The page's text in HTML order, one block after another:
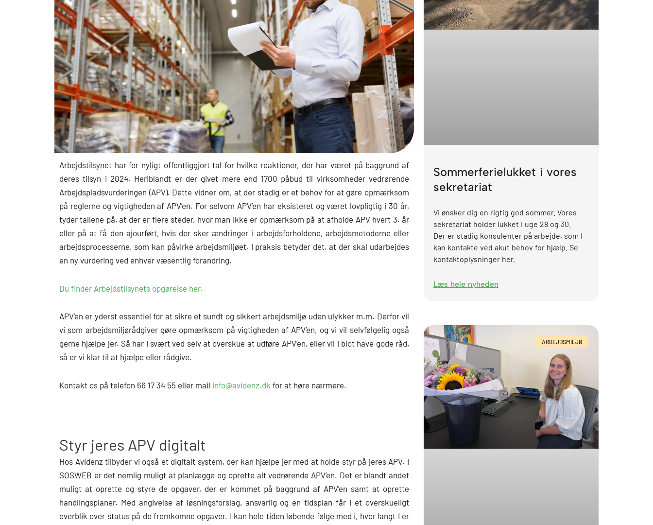
Arbejdstilsynet har for nyligt offentliggjort tal for hvilke reaktioner, der har været på baggrund af
deres tilsyn i 2024. Heriblandt er der givet mere end 1700 påbud til virksomheder vedrørende
Arbejdspladsvurderingen (APV). Dette vidner om, at der stadig er et behov for at gøre opmærksom
på reglerne og vigtigheden af APV’en. For selvom APV’en har eksisteret og været lovpligtig i 30 år,
tyder tallene på, at der er flere steder, hvor man ikke er opmærksom på at afholde APV hvert 3. år
eller på at få den ajourført, hvis der sker ændringer i arbejdsforholdene, arbejdsmetoderne eller
arbejdsprocesserne, som kan påvirke arbejdsmiljøet. I praksis betyder det, at der skal udarbejdes
en ny vurdering ved enhver væsentlig forandring.
Du finder Arbejdstilsynets opgørelse her.
APV’en er yderst essentiel for at sikre et sundt og sikkert arbejdsmiljø uden ulykker m.m. Derfor vil
vi som arbejdsmiljørådgiver gøre opmærksom på vigtigheden af APV’en, og vi vil selvfølgelig også
gerne hjælpe jer. Så har I svært ved selv at overskue at udføre APV’en, eller vil I blot have gode råd,
så er vi klar til at hjælpe eller rådgive.
Kontakt os på telefon 66 17 34 55 eller mail info@avidenz.dk for at høre nærmere.
Styr jeres APV digitalt
Hos Avidenz tilbyder vi også et digitalt system, der kan hjælpe jer med at holde styr på jeres APV. I
SOSWEB er det nemlig muligt at planlægge og oprette alt vedrørende APV’en. Det er blandt andet
muligt at oprette og styre de opgaver, der er kommet på baggrund af APV’en samt at oprette
handlingsplaner. Med angivelse af løsningsforslag, ansvarlig og en tidsplan får I et overskueligt
overblik over status på de fremkomne opgaver. I kan hele tiden løbende følge med i, hvor langt I er
Sommerferielukket i vores
sekretariat
Vi ønsker dig en rigtig god sommer. Vores
sekretariat holder lukket i uge 28 og 30.
Der er stadig konsulenter på arbejde, som I
kan kontakte ved akut behov for hjælp. Se
kontaktoplysninger her.
Læs hele nyheden
ARBEJDSMILJØ